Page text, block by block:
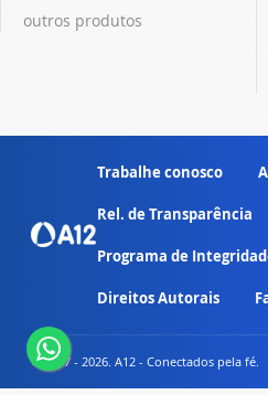
outros produtos
Trabalhe conosco
Rel. de Transparência
Programa de
Direitos Autorais
© 2007 - 2026. A12 - Conectados pela fé.